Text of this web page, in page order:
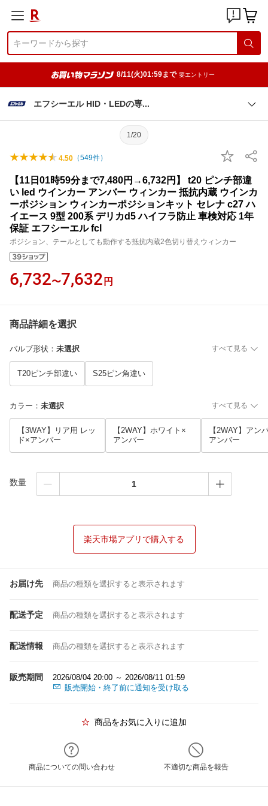
8/11(火)01:59まで 要エントリー
エフシーエル HID・LEDの専
1/20
4.50 （549件）
【11日01時59分まで7,480円→6,732円】 t20 ピンチ部違
い led ウインカー アンバー ウィンカー 抵抗内蔵 ウインカ
ーポジション ウィンカーポジションキット セレナ c27 ハ
イエース 9型 200系 デリカd5 ハイフラ防止 車検対応 1年
保証 エフシーエル fcl
ポジション、テールとしても動作する抵抗内蔵2色切り替えウィンカー
6,732〜7,632 円
商品詳細を選択
バルブ形状 ： 未選択 すべて見る
T20ピンチ部違い S25ピン角違い
カラー ： 未選択 すべて見る
【3WAY】リア用 レッ
ド×アンバー
【2WAY】ホワイト×
アンバー
【2WAY】アン
アンバー
数量
楽天市場アプリで購入する
お届け先 商品の種類を選択すると表示されます
配送予定 商品の種類を選択すると表示されます
配送情報 商品の種類を選択すると表示されます
販売期間
2026/08/04 20:00 ～ 2026/08/11 01:59
販売開始・終了前に通知を受け取る
商品をお気に入りに追加
商品についての問い合わせ 不適切な商品を報告